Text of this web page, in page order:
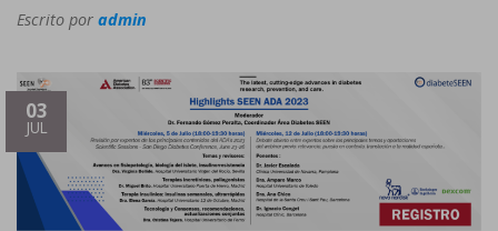
Escrito por admin
03
JUL